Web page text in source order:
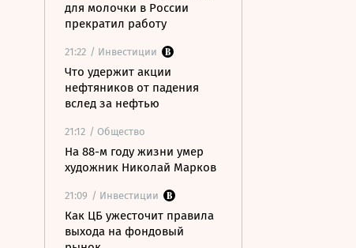
для молочки в России
прекратил работу
21:22 / Инвестиции
Что удержит акции
нефтяников от падения
вслед за нефтью
21:12 / Общество
На 88-м году жизни умер
художник Николай Марков
21:09 / Инвестиции
Как ЦБ ужесточит правила
выхода на фондовый